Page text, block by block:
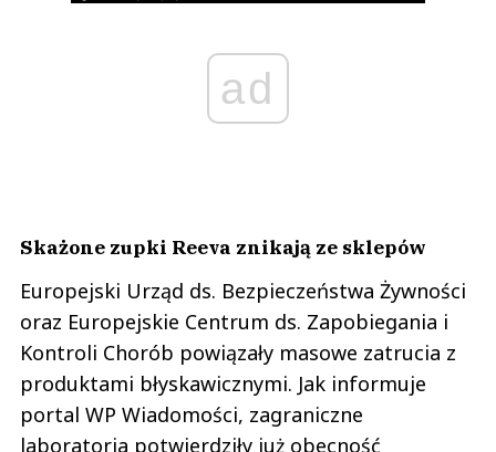
ad
Skażone zupki Reeva znikają ze sklepów
Europejski Urząd ds. Bezpieczeństwa Żywności
oraz Europejskie Centrum ds. Zapobiegania i
Kontroli Chorób powiązały masowe zatrucia z
produktami błyskawicznymi. Jak informuje
portal WP Wiadomości, zagraniczne
laboratoria potwierdziły już obecność